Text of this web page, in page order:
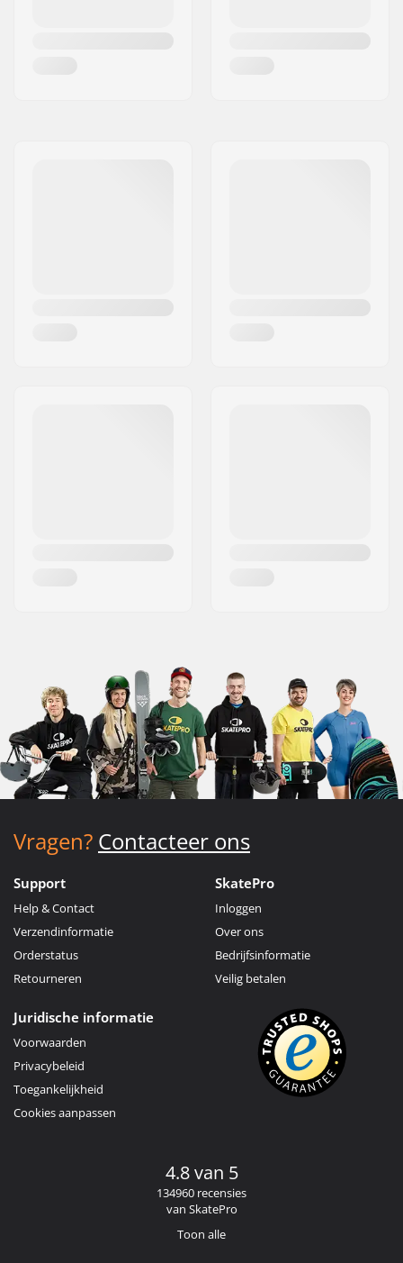
Vragen? Contacteer ons
Support
Help & Contact
Verzendinformatie
Orderstatus
Retourneren
SkatePro
Inloggen
Over ons
Bedrijfsinformatie
Veilig betalen
Juridische informatie
Voorwaarden
Privacybeleid
Toegankelijkheid
Cookies aanpassen
4.8 van 5
134960 recensies
van SkatePro
Toon alle